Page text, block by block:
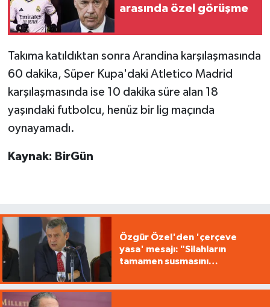
arasında özel görüşme
Takıma katıldıktan sonra Arandina karşılaşmasında
60 dakika, Süper Kupa'daki Atletico Madrid
karşılaşmasında ise 10 dakika süre alan 18
yaşındaki futbolcu, henüz bir lig maçında
oynayamadı.
Kaynak: BirGün
Özgür Özel'den 'çerçeve
yasa' mesajı: "Silahların
tamamen susmasını